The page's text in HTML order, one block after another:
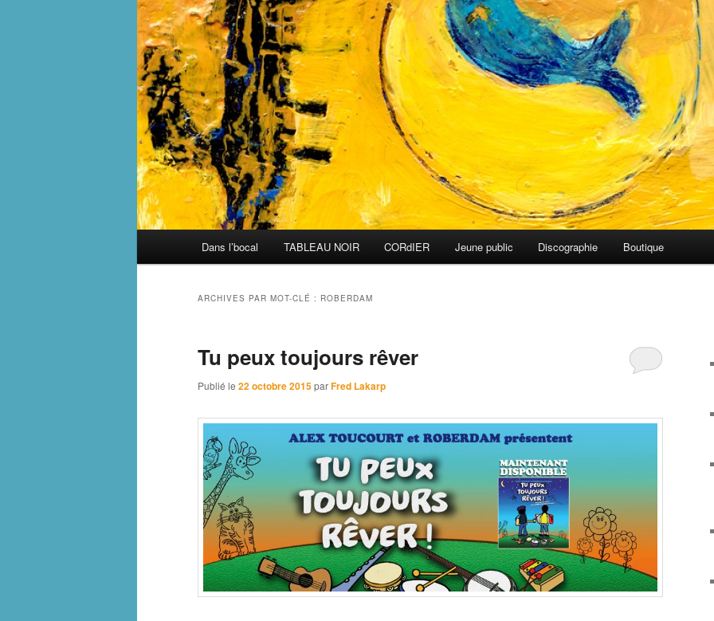
Dans l’bocal TABLEAU NOIR CORdIER Jeune public Discographie Boutique
ARCHIVES PAR MOT-CLÉ : ROBERDAM
Tu peux toujours rêver
Publié le 22 octobre 2015parFred Lakarp